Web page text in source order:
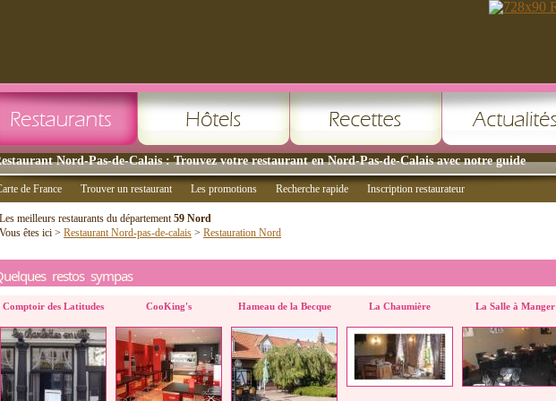
Nord-Pas-de-Calais : Trouvez votre restaurant en Nord-Pas-de-Calais avec notre guide
de France Trouver un restaurant Les promotions Recherche rapide Inscription restaurateur
Les meilleurs restaurants du département59 Nord
Vous êtes ici > Restaurant Nord-pas-de-calais > Restauration Nord
restos sympas
Comptoir des Latitudes CooKing's Hameau de la Becque La Chaumière La Salle à Manger